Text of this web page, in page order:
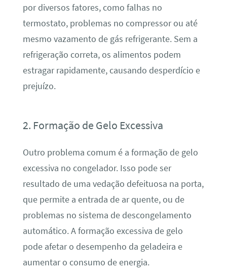
por diversos fatores, como falhas no
termostato, problemas no compressor ou até
mesmo vazamento de gás refrigerante. Sem a
refrigeração correta, os alimentos podem
estragar rapidamente, causando desperdício e
prejuízo.
2. Formação de Gelo Excessiva
Outro problema comum é a formação de gelo
excessiva no congelador. Isso pode ser
resultado de uma vedação defeituosa na porta,
que permite a entrada de ar quente, ou de
problemas no sistema de descongelamento
automático. A formação excessiva de gelo
pode afetar o desempenho da geladeira e
aumentar o consumo de energia.